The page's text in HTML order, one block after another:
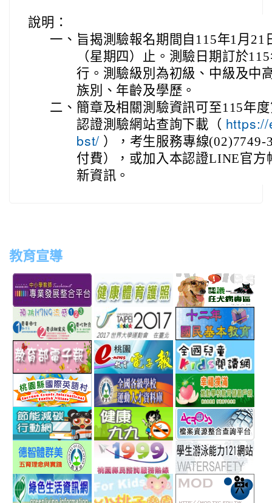
說明：
一、 旨揭測驗報名期間自115年1月21
（星期四）止。測驗日期訂於
行。測驗級別為初級、中級及中
族別、年齡及學歷。
二、 簡章及相關測驗資訊可至115年
認證測驗網站查詢下載（
bst/ ），考生服務專線(02)7749-
付費），或加入本認證LINE官方
新資訊。
教育宣導
to
http://teachernet.moe.edu.tw/MAIN/index.aspx
link
to
https://airtw.epa.gov.tw/
link
to
http://
link
link
to
http://www.perdc.ntnu.edu.tw/anti-
flu/catalog.php?
MainCatalogID=2
link
http://
link
to
http://epaper.edu.tw/
link
to
http://163.30.192.132/
link
to
http://ev.tyc.edu.tw/
link
to
https://
to
link
to
http://ecolife.epa.gov.tw/cooler/default.aspx
link
to
http://
link
http://arteducation.sce.ntnu.edu.tw/fullfive/
link
to
http://www.tycg.gov.tw/
link
to
link
to